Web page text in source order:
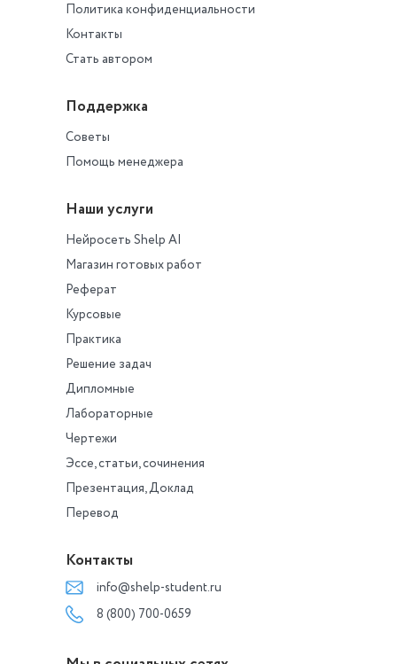
Политика конфиденциальности
Контакты
Стать автором
Поддержка
Советы
Помощь менеджера
Наши услуги
Нейросеть Shelp AI
Магазин готовых работ
Реферат
Курсовые
Практика
Решение задач
Дипломные
Лабораторные
Чертежи
Эссе, статьи, сочинения
Презентация, Доклад
Перевод
Контакты
info@shelp-student.ru
8 (800) 700-0659